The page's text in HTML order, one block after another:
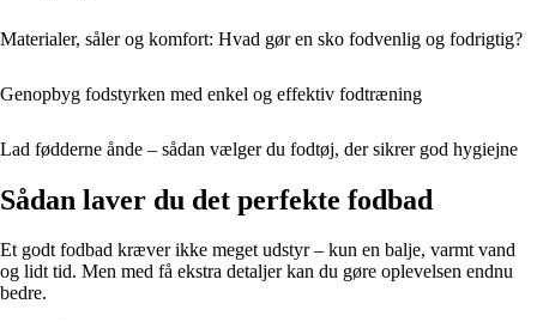
Materialer, såler og komfort: Hvad gør en sko fodvenlig og fodrigtig?
Genopbyg fodstyrken med enkel og effektiv fodtræning
Lad fødderne ånde – sådan vælger du fodtøj, der sikrer god hygiejne
Sådan laver du det perfekte fodbad
Et godt fodbad kræver ikke meget udstyr – kun en balje, varmt vand
og lidt tid. Men med få ekstra detaljer kan du gøre oplevelsen endnu
bedre.